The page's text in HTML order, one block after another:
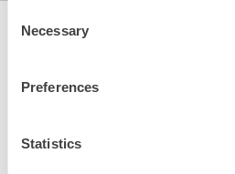
Selection
Necessary
Preferences
Statistics